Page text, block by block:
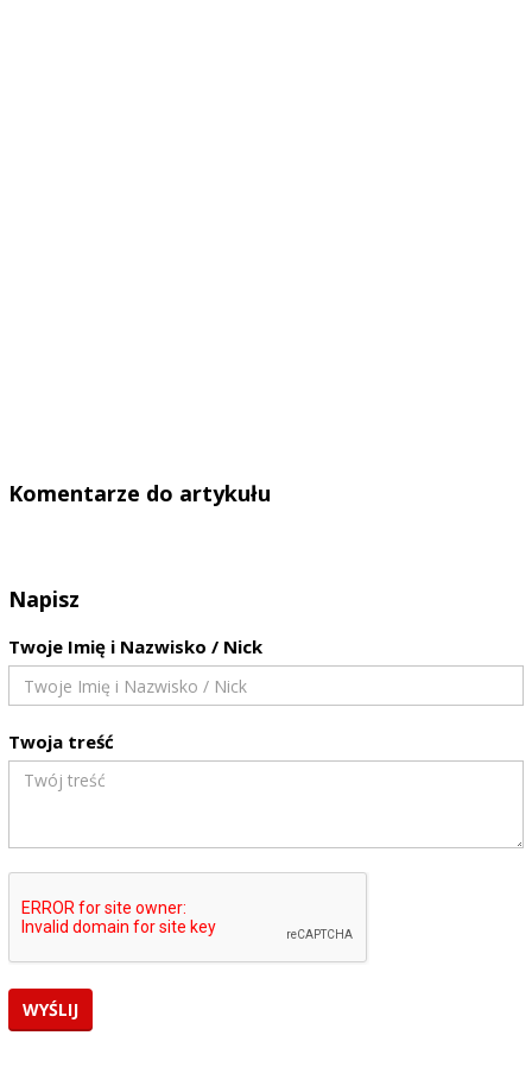
Komentarze do artykułu
Napisz
Twoje Imię i Nazwisko / Nick
Twoja treść